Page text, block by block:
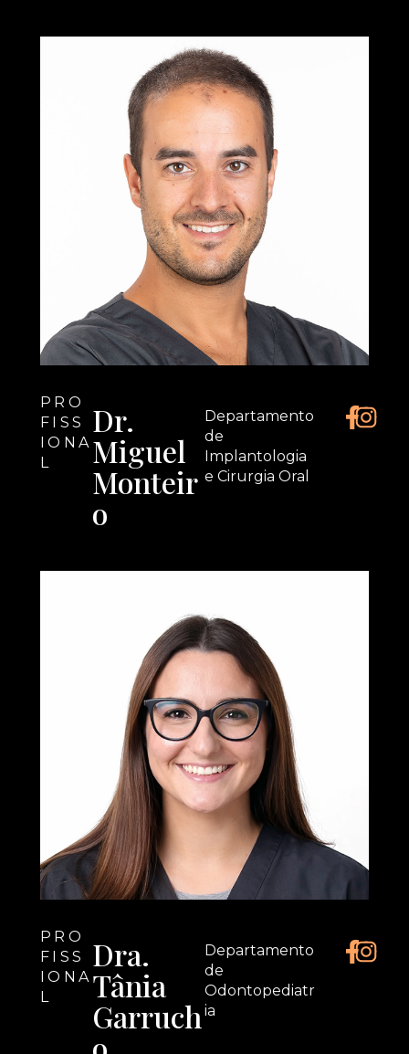
PRO
FISS
IONA
L
Dr.
Miguel
Monteir
o
Departamento
de
Implantologia
e Cirurgia Oral
PRO
FISS
IONA
L
Dra.
Tânia
Garruch
Departamento
de
Odontopediatr
ia